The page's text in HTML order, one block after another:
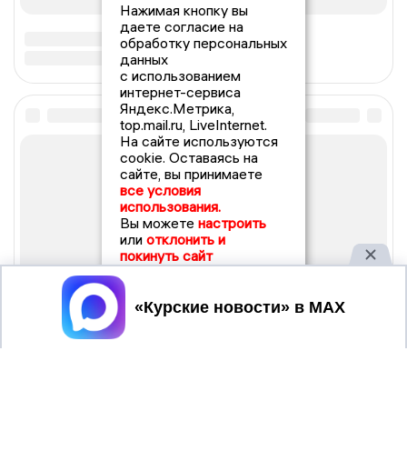
Нажимая кнопку вы
даете согласие на
обработку персональных
данных
с использованием
интернет-сервиса
Яндекс.Метрика,
top.mail.ru, LiveInternet.
На сайте используются
cookie. Оставаясь на
сайте, вы принимаете
все условия
использования.
Вы можете настроить
или отклонить и
покинуть сайт
Принять